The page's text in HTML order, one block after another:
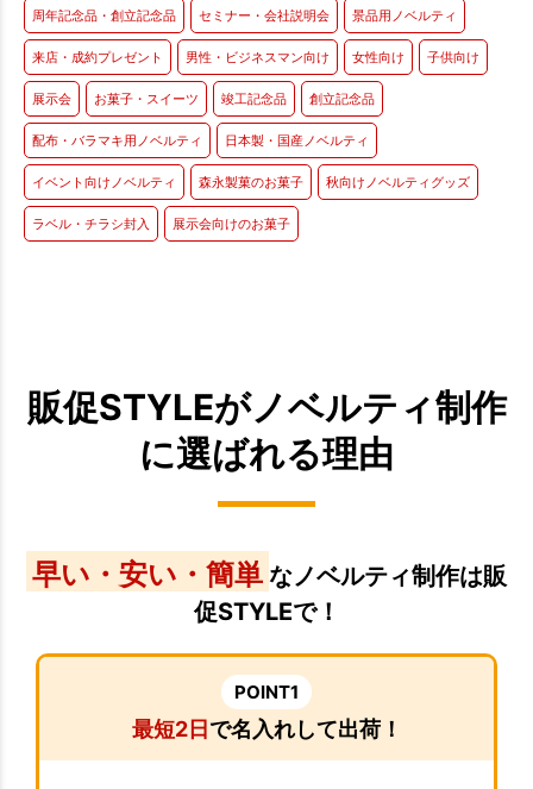
周年記念品・創立記念品 セミナー・会社説明会 景品用ノベルティ
来店・成約プレゼント 男性・ビジネスマン向け 女性向け 子供向け
展示会 お菓子・スイーツ 竣工記念品 創立記念品
配布・バラマキ用ノベルティ 日本製・国産ノベルティ
イベント向けノベルティ 森永製菓のお菓子 秋向けノベルティグッズ
ラベル・チラシ封入 展示会向けのお菓子
販促STYLEがノベルティ制作
に選ばれる理由
早い・安い・簡単 なノベルティ制作は販
促STYLEで！
POINT1
最短2日で名入れして出荷！